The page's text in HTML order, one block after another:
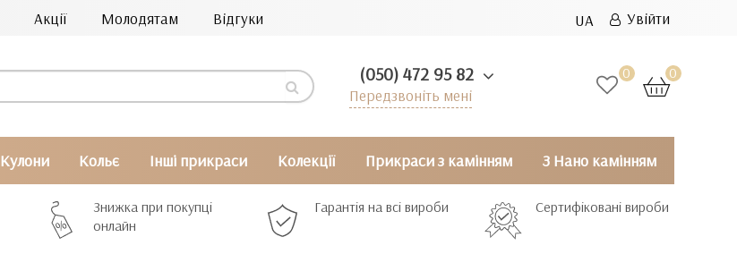
Акції Молодятам Відгуки UA Увійти
0 0
(050) 472 95 82
Передзвоніть мені
Кулони Кольє Інші прикраси Колекції Прикраси з камінням З Нано камінням
Знижка при покупці
онлайн
Гарантія на всі вироби Сертифіковані вироби